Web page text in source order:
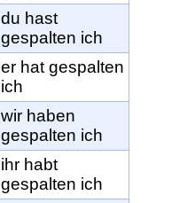
du hast
gespalten ich
er hat gespalten
ich
wir haben
gespalten ich
ihr habt
gespalten ich